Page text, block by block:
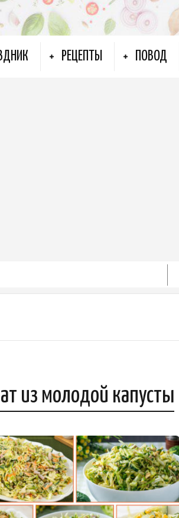
РЕЦЕПТЫ ПОВОД
из молодой капусты